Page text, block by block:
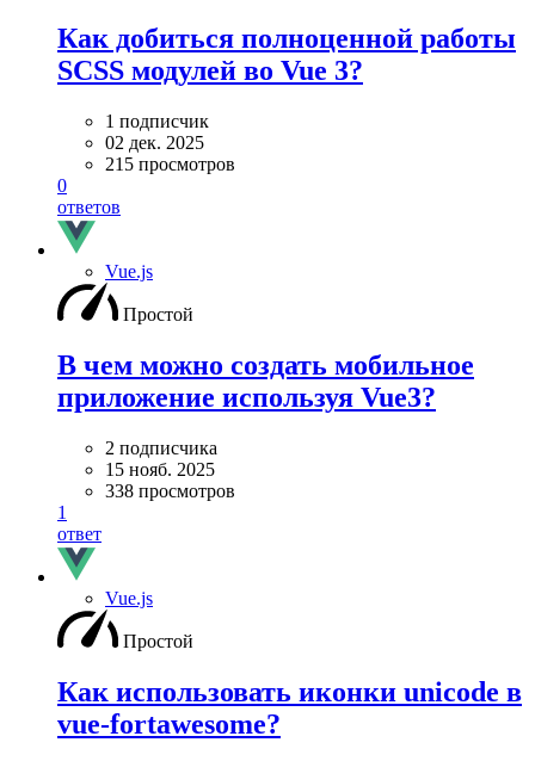
Как добиться полноценной работы
SCSS модулей во Vue 3?
1 подписчик
02 дек. 2025
215 просмотров
0
ответов
Vue.js
Простой
В чем можно создать мобильное
приложение используя Vue3?
2 подписчика
15 нояб. 2025
338 просмотров
1
ответ
Vue.js
Простой
Как использовать иконки unicode в
vue-fortawesome?